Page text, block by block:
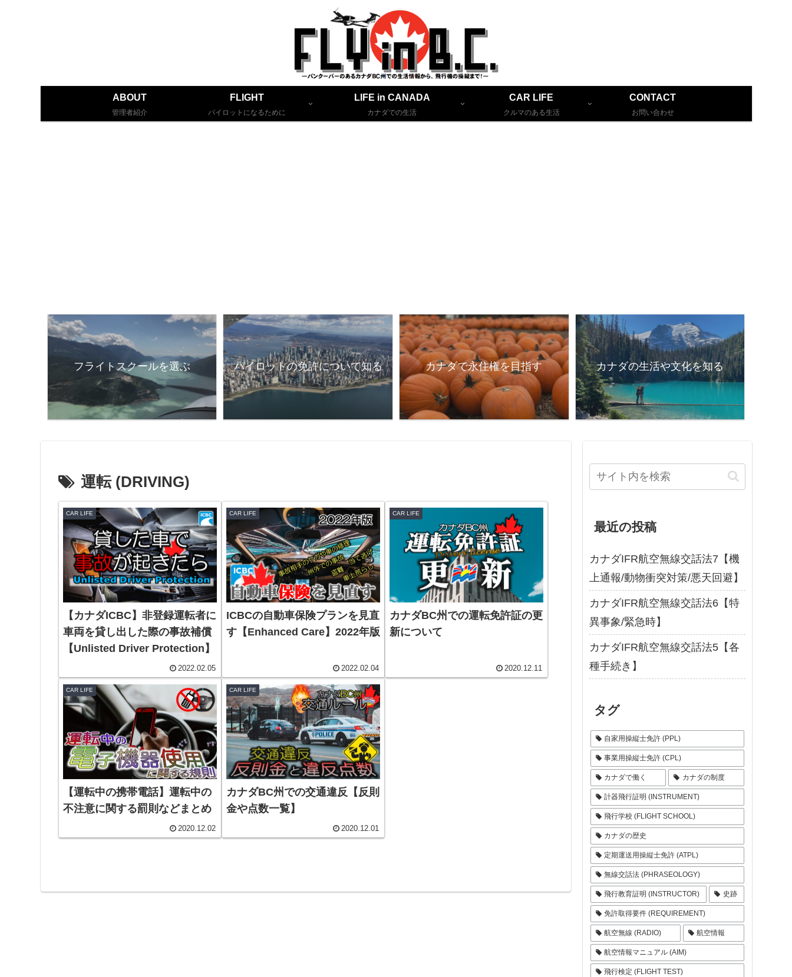
ABOUT
管理者紹介
FLIGHT
パイロットになるために
LIFE in CANADA
カナダでの生活
CAR LIFE
クルマのある生活
CONTACT
お問い合わせ
フライトスクールを選ぶ パイロットの免許について知る カナダで永住権を目指す カナダの生活や文化を知る
運転 (DRIVING)
CAR LIFE
【カナダICBC】非登録運転者に
車両を貸し出した際の事故補償
【Unlisted Driver Protection】
2022.02.05
CAR LIFE
ICBCの自動車保険プランを見直
す【Enhanced Care】2022年版
2022.02.04
CAR LIFE
カナダBC州での運転免許証の更
新について
2020.12.11
CAR LIFE
【運転中の携帯電話】運転中の
不注意に関する罰則などまとめ
2020.12.02
CAR LIFE
カナダBC州での交通違反【反則
金や点数一覧】
2020.12.01
最近の投稿
カナダIFR航空無線交話法7【機
上通報/動物衝突対策/悪天回避】
カナダIFR航空無線交話法6【特
異事象/緊急時】
カナダIFR航空無線交話法5【各
種手続き】
タグ
自家用操縦士免許 (PPL)
事業用操縦士免許 (CPL)
カナダで働く カナダの制度
計器飛行証明 (INSTRUMENT)
飛行学校 (FLIGHT SCHOOL)
カナダの歴史
定期運送用操縦士免許 (ATPL)
無線交話法 (PHRASEOLOGY)
飛行教育証明 (INSTRUCTOR) 史跡
免許取得要件 (REQUIREMENT)
航空無線 (RADIO) 航空情報
航空情報マニュアル (AIM)
飛行検定 (FLIGHT TEST)